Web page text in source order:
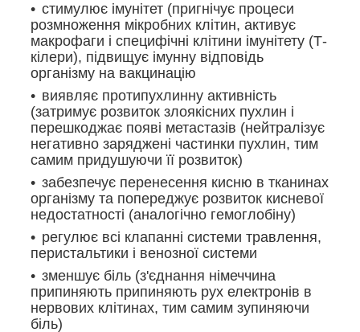
стимулює імунітет (пригнічує процеси
розмноження мікробних клітин, активує
макрофаги і специфічні клітини імунітету (Т-
кілери), підвищує імунну відповідь
організму на вакцинацію
виявляє протипухлинну активність
(затримує розвиток злоякісних пухлин і
перешкоджає появі метастазів (нейтралізує
негативно заряджені частинки пухлин, тим
самим придушуючи її розвиток)
забезпечує перенесення кисню в тканинах
організму та попереджує розвиток кисневої
недостатності (аналогічно гемоглобіну)
регулює всі клапанні системи травлення,
перистальтики і венозної системи
зменшує біль (з'єднання німеччина
припиняють припиняють рух електронів в
нервових клітинах, тим самим зупиняючи
біль)